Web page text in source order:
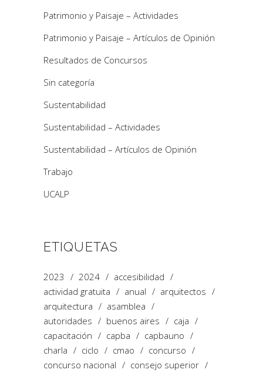
Patrimonio y Paisaje – Actividades
Patrimonio y Paisaje – Artículos de Opinión
Resultados de Concursos
Sin categoría
Sustentabilidad
Sustentabilidad – Actividades
Sustentabilidad – Artículos de Opinión
Trabajo
UCALP
ETIQUETAS
2023 2024
accesibilidad
actividad gratuita
anual
arquitectos
arquitectura
asamblea
autoridades
buenos aires
caja
capacitación
capba
capbauno
charla
ciclo cmao
concurso
concurso nacional
consejo superior